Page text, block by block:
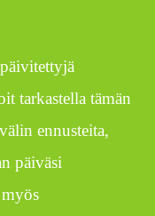
tarkastella tämän
ennusteita,
päiväsi